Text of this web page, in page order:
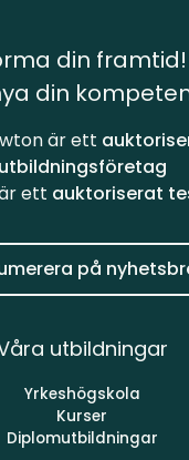
din framtid!
din
är ett
utbildningsföretag
ett auktoriserat
på
utbildningar
Yrkeshögskola
Kurser
Diplomutbildningar